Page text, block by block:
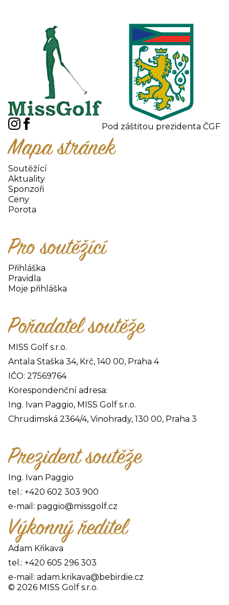
Pod záštitou prezidenta ČGF
Mapa stránek
Soutěžící
Aktuality
Sponzoři
Ceny
Porota
Pro soutěžící
Přihláška
Pravidla
Moje přihláška
Pořadatel soutěže
MISS Golf s.r.o.
Antala Staška 34, Krč, 140 00, Praha 4
IČO: 27569764
Korespondenční adresa:
Ing. Ivan Paggio, MISS Golf s.r.o.
Chrudimská 2364/4, Vinohrady, 130 00, Praha 3
Prezident soutěže
Ing. Ivan Paggio
tel.: +420 602 303 900
e-mail: paggio@missgolf.cz
Výkonný ředitel
Adam Křikava
tel.: +420 605 296 303
e-mail: adam.krikava@bebirdie.cz
© 2026 MISS Golf s.r.o.